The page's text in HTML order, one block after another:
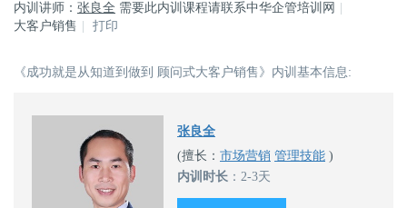
内训讲师： 张良全 需要此内训课程请联系中华企管培训网
大客户销售
打印
《成功就是从知道到做到 顾问式大客户销售》内训基本信息:
张良全
(擅长： 市场营销 管理技能 )
内训时长 ：2-3天